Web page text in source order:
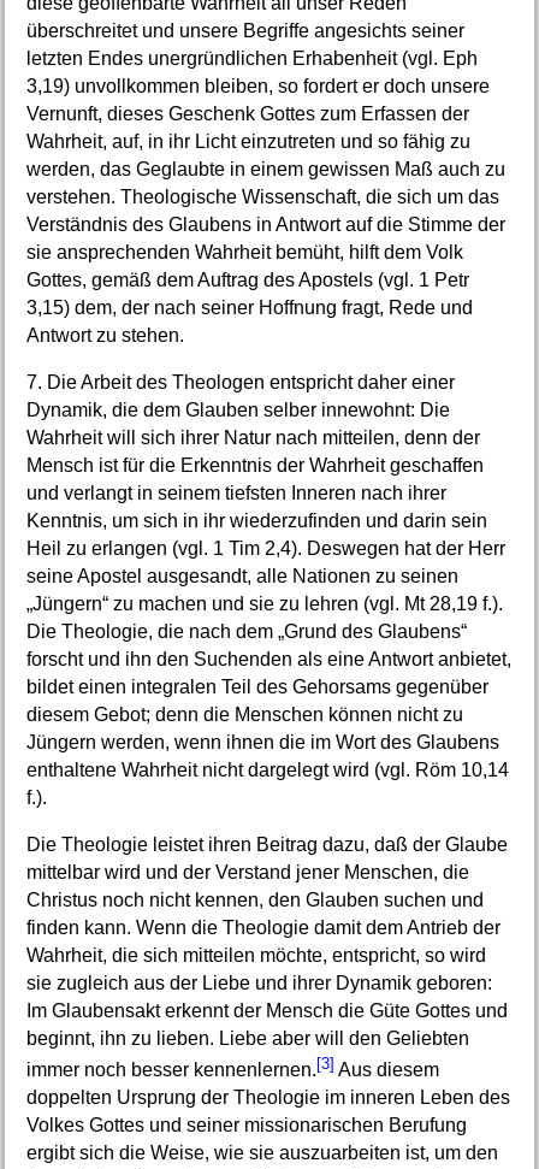
überschreitet und unsere Begriffe angesichts seiner
letzten Endes unergründlichen Erhabenheit (vgl. Eph
3,19) unvollkommen bleiben, so fordert er doch unsere
Vernunft, dieses Geschenk Gottes zum Erfassen der
Wahrheit, auf, in ihr Licht einzutreten und so fähig zu
werden, das Geglaubte in einem gewissen Maß auch zu
verstehen. Theologische Wissenschaft, die sich um das
Verständnis des Glaubens in Antwort auf die Stimme der
sie ansprechenden Wahrheit bemüht, hilft dem Volk
Gottes, gemäß dem Auftrag des Apostels (vgl. 1 Petr
3,15) dem, der nach seiner Hoffnung fragt, Rede und
Antwort zu stehen.
7. Die Arbeit des Theologen entspricht daher einer
Dynamik, die dem Glauben selber innewohnt: Die
Wahrheit will sich ihrer Natur nach mitteilen, denn der
Mensch ist für die Erkenntnis der Wahrheit geschaffen
und verlangt in seinem tiefsten Inneren nach ihrer
Kenntnis, um sich in ihr wiederzufinden und darin sein
Heil zu erlangen (vgl. 1 Tim 2,4). Deswegen hat der Herr
seine Apostel ausgesandt, alle Nationen zu seinen
„Jüngern“ zu machen und sie zu lehren (vgl. Mt 28,19 f.).
Die Theologie, die nach dem „Grund des Glaubens“
forscht und ihn den Suchenden als eine Antwort anbietet,
bildet einen integralen Teil des Gehorsams gegenüber
diesem Gebot; denn die Menschen können nicht zu
Jüngern werden, wenn ihnen die im Wort des Glaubens
enthaltene Wahrheit nicht dargelegt wird (vgl. Röm 10,14
f.).
Die Theologie leistet ihren Beitrag dazu, daß der Glaube
mittelbar wird und der Verstand jener Menschen, die
Christus noch nicht kennen, den Glauben suchen und
finden kann. Wenn die Theologie damit dem Antrieb der
Wahrheit, die sich mitteilen möchte, entspricht, so wird
sie zugleich aus der Liebe und ihrer Dynamik geboren:
Im Glaubensakt erkennt der Mensch die Güte Gottes und
beginnt, ihn zu lieben. Liebe aber will den Geliebten
immer noch besser kennenlernen. [3] Aus diesem
doppelten Ursprung der Theologie im inneren Leben des
Volkes Gottes und seiner missionarischen Berufung
ergibt sich die Weise, wie sie auszuarbeiten ist, um den